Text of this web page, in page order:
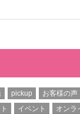
pickup お客様の声
イベント
オンラ